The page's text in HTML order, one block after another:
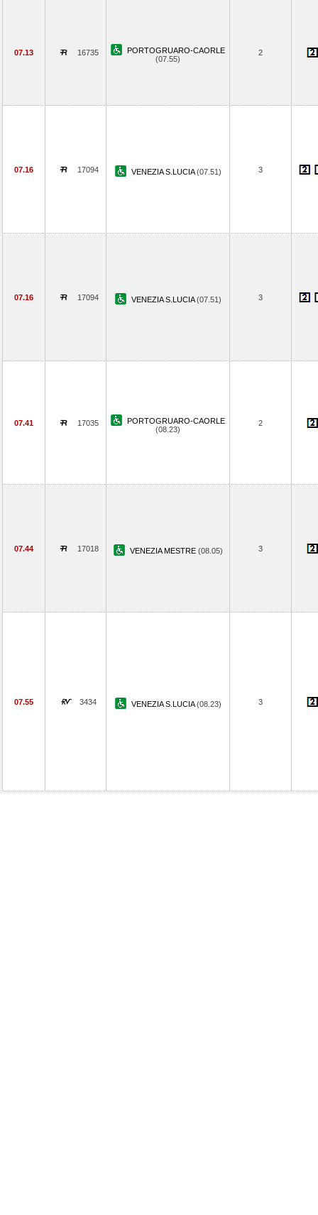
07.13 16735
PORTOGRUARO-CAORLE
(07.55)
2
07.16 17094 VENEZIA S.LUCIA(07.51) 3
07.16 17094 VENEZIA S.LUCIA(07.51) 3
07.41 17035
PORTOGRUARO-CAORLE
(08.23)
2
07.44 17018 VENEZIA MESTRE (08.05) 3
07.55 3434 VENEZIA S.LUCIA(08.23) 3